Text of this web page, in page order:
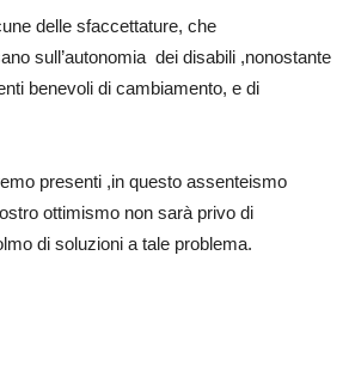
delle sfaccettature, che
sull’autonomia dei disabili ,nonostante
benevoli di cambiamento, e di
presenti ,in questo assenteismo
ottimismo non sarà privo di
di soluzioni a tale problema.